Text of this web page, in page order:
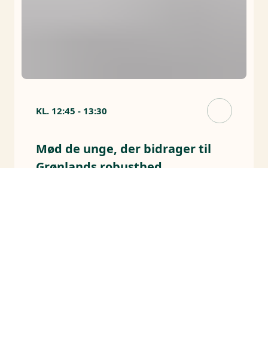
KL. 12:45 - 13:30
Mød de unge, der bidrager til
Grønlands robusthed